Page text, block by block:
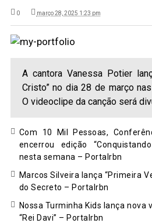
0 março 28, 2025 1:23 pm
A cantora Vanessa Potier
Cristo” no dia 28 de março
O videoclipe da canção será
Com 10 Mil Pessoas,
encerrou edição
nesta semana – Portalrbn
Marcos Silveira lança “Primeira
do Secreto – Portalrbn
Nossa Turminha Kids lança nova
“Rei Davi” – Portalrbn